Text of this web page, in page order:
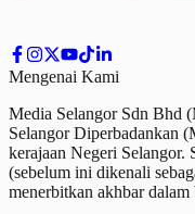
Mengenai Kami
Media Selangor Sdn Bhd
Selangor Diperbadankan
kerajaan Negeri Selangor.
(sebelum ini dikenali
menerbitkan akhbar